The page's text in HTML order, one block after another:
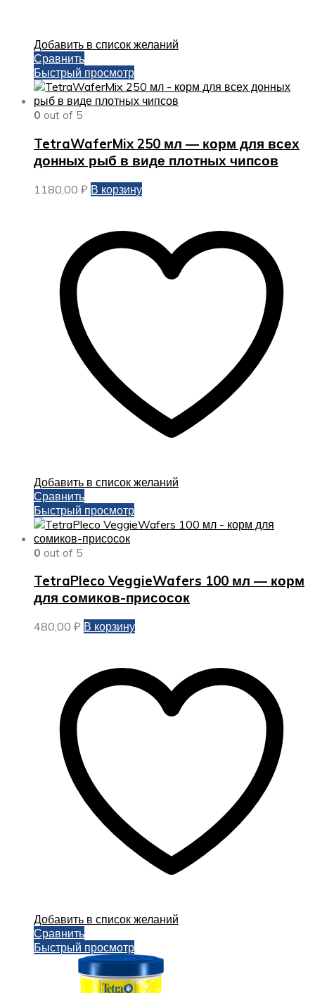
Добавить в список желаний
Сравнить
Быстрый просмотр
0 out of 5
TetraWaferMix 250 мл — корм для всех
донных рыб в виде плотных чипсов
1180,00 ₽ В корзину
Добавить в список желаний
Сравнить
Быстрый просмотр
0 out of 5
TetraPleco VeggieWafers 100 мл — корм
для сомиков-присосок
480,00 ₽ В корзину
Добавить в список желаний
Сравнить
Быстрый просмотр